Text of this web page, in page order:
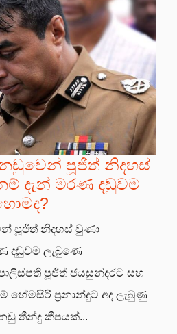
නඩුවෙන් පූජිත් නිදහස්
දැන් මරණ දඬුවම
පූජිත් නිදහස් වුණා
දඬුවම ලැබුණෙ
පූජිත් ජයසුන්දරට සහ
ප්‍රනාන්දුට අද ලැබුණු
තීන්දු කීපයක්...